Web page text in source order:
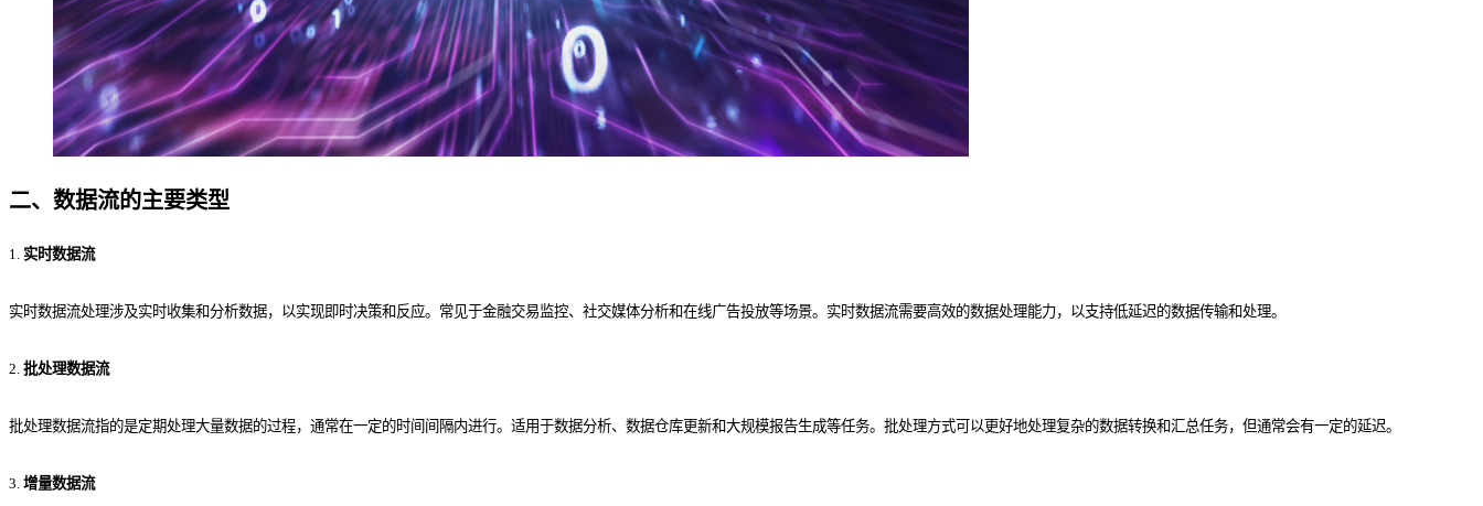
二、数据流的主要类型
1. 实时数据流
实时数据流处理涉及实时收集和分析数据，以实现即时决策和反应。常见于金融交易监控、社交媒体分析和在线广告投放等场景。实时数据流需要高效的数据处理能力，以支持低延迟的数据传输和处理。
2. 批处理数据流
批处理数据流指的是定期处理大量数据的过程，通常在一定的时间间隔内进行。适用于数据分析、数据仓库更新和大规模报告生成等任务。批处理方式可以更好地处理复杂的数据转换和汇总任务，但通常会有一定的延迟。
3. 增量数据流